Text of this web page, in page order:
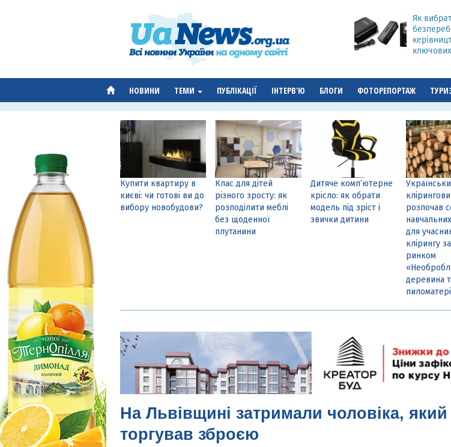
Як
НОВИНИ ТЕМИ ПУБЛІКАЦІЇ ІНТЕРВ'Ю БЛОГИ ФОТОРЕПОРТАЖ
Купити квартиру в
києві: чи готові ви до
вибору новобудови?
Клас для дітей
різного зросту: як
розподілити меблі
без щоденної
плутанини
Дитяче комп’ютерне
крісло: як обрати
модель під зріст і
звички дитини
розпочав
для
клірингу
ринком
деревина
На Львівщині затримали чоловіка, який
торгував зброєю